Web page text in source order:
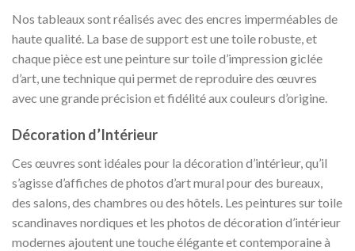
Nos tableaux sont réalisés avec des encres imperméables de
haute qualité. La base de support est une toile robuste, et
chaque pièce est une peinture sur toile d’impression giclée
d’art, une technique qui permet de reproduire des œuvres
avec une grande précision et fidélité aux couleurs d’origine.
Décoration d’Intérieur
Ces œuvres sont idéales pour la décoration d’intérieur, qu’il
s’agisse d’affiches de photos d’art mural pour des bureaux,
des salons, des chambres ou des hôtels. Les peintures sur toile
scandinaves nordiques et les photos de décoration d’intérieur
modernes ajoutent une touche élégante et contemporaine à